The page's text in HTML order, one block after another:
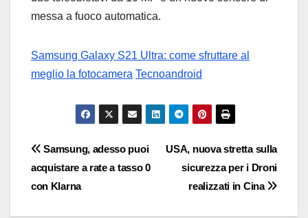
messa a fuoco automatica.
Samsung Galaxy S21 Ultra: come sfruttare al
meglio la fotocamera Tecnoandroid
Navigazione
articoli
USA, nuova stretta sulla
sicurezza per i Droni
realizzati in Cina
Samsung, adesso puoi
acquistare a rate a tasso 0
con Klarna